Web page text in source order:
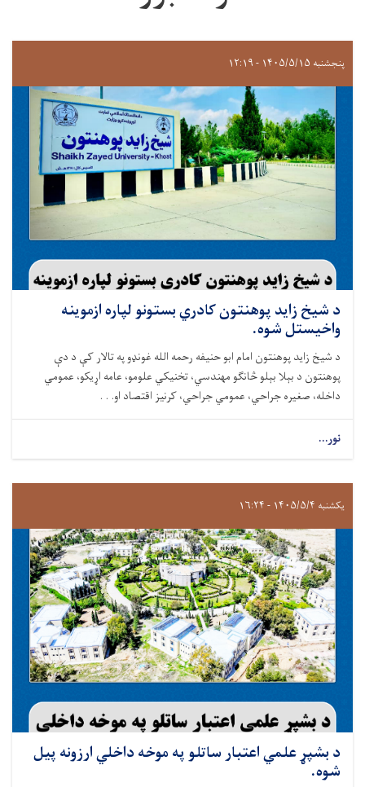
پنجشنبه ۱۴۰۵/۵/۱۵ - ۱۲:۱۹
د شيخ زايد پوهنتون کادري بستونو لپاره ازموینه
واخيستل شوه.
د شيخ زايد پوهنتون امام ابو حنيفه رحمه الله غونډو په تالار کې د دې
پوهنتون د بېلا بېلو څانګو مهندسي، تخنیکي علومو، عامه اړيکو، عمومي
داخله، صغيره جراحي، عمومي جراحي، کرنيز اقتصاد او. . .
نور...
یکشنبه ۱۴۰۵/۵/۴ - ۱۶:۲۴
د بشپړ علمي اعتبار ساتلو په موخه داخلي ارزونه پیل
شوه.